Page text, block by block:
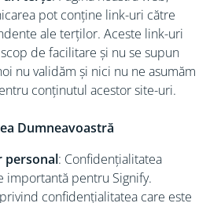
pot conține link-uri către
ale terților. Aceste link-uri
de facilitare și nu se supun
nu validăm și nici nu ne asumăm
conținutul acestor site-uri.
Dumneavoastră
personal: Confidențialitatea
importantă pentru Signify.
confidențialitatea care este